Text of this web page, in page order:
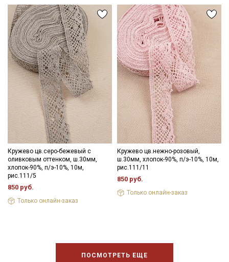
Кружево цв.серо-бежевый с
оливковым оттенком, ш.30мм,
хлопок-90%, п/э-10%, 10м,
рис.111/5
850 руб.
Только онлайн-заказ
Кружево цв.нежно-розовый,
ш.30мм, хлопок-90%, п/э-10%, 10м,
рис.111/11
850 руб.
Только онлайн-заказ
ПОСМОТРЕТЬ ЕЩЕ